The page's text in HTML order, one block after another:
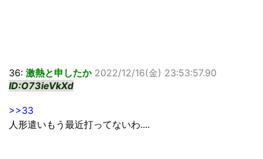
36: 激熱と申したか 2022/12/16(金) 23:53:57.90
ID:O73ieVkXd
>>33
人形遣いもう最近打ってないわ....